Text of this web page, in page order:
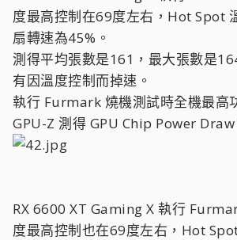
度最高控制在69度左右，Hot Spot
扇轉速為45%。
測得平均張數是161，最大張數是
有因溫度控制而掉速。
執行 Furmark 燒機測試時全機最高
GPU-Z 測得 GPU Chip Power Draw
RX 6600 XT Gaming X 執行
度最高控制也在69度左右，Hot